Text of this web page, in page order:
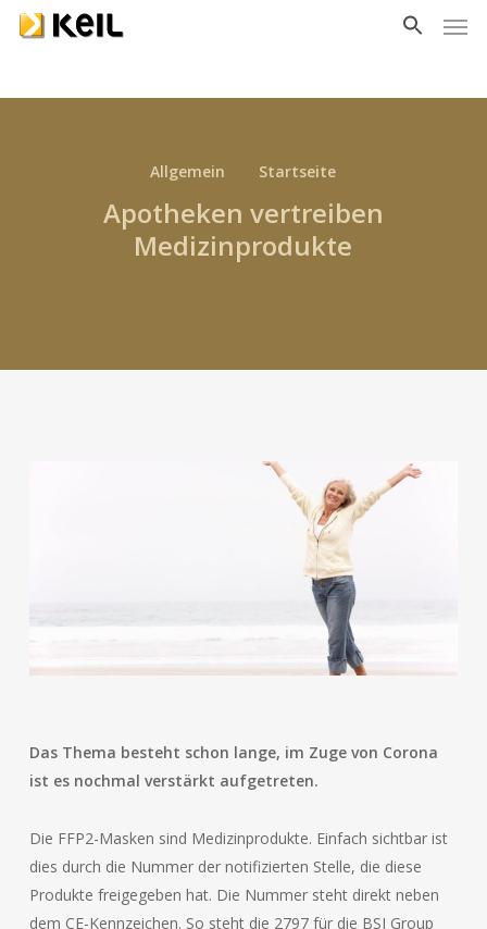
Skip
content
Allgemein Startseite
Apotheken vertreiben
Medizinprodukte
Das Thema besteht schon lange, im Zuge von Corona
ist es nochmal verstärkt aufgetreten.
Die FFP2-Masken sind Medizinprodukte. Einfach sichtbar ist
dies durch die Nummer der notifizierten Stelle, die diese
Produkte freigegeben hat. Die Nummer steht direkt neben
dem CE-Kennzeichen. So steht die 2797 für die BSI Group